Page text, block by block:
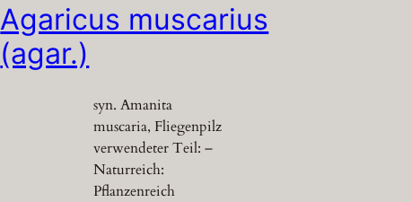
Agaricus muscarius
(agar.)
syn. Amanita
muscaria, Fliegenpilz
verwendeter Teil: –
Naturreich:
Pflanzenreich